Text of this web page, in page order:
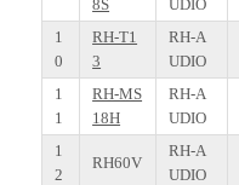
8S
UDIO
1
0
RH-T1
3
RH-A
UDIO
1
1
RH-MS
18H
RH-A
UDIO
1
2
RH60V
RH-A
UDIO